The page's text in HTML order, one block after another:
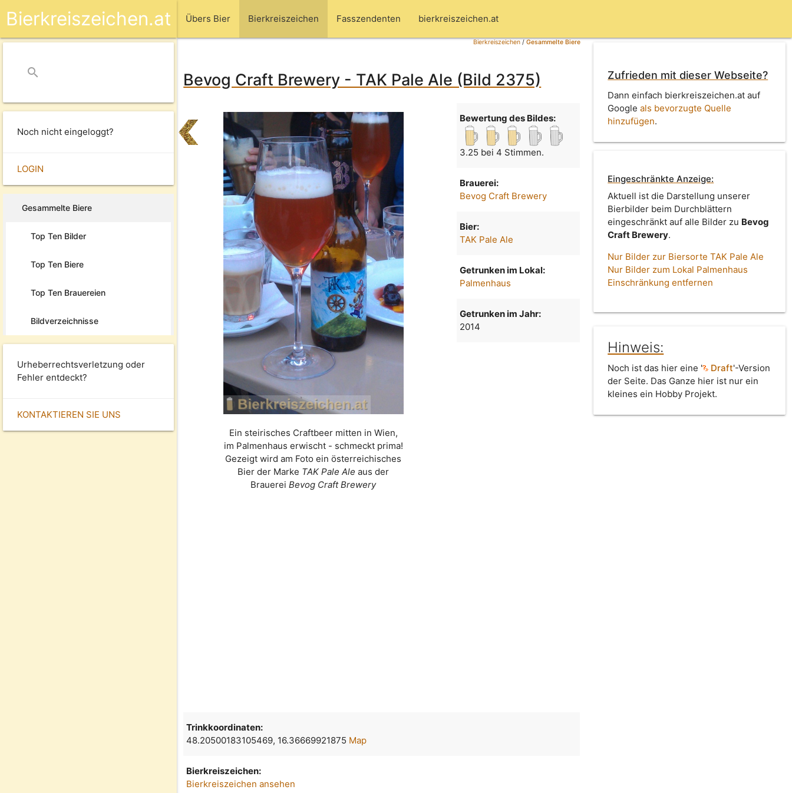
Übers Bier Bierkreiszeichen Fasszendenten bierkreiszeichen.at
Bierkreiszeichen.at
search
Noch nicht eingeloggt?
LOGIN
Gesammelte Biere
Top Ten Bilder
Top Ten Biere
Top Ten Brauereien
Bildverzeichnisse
Urheberrechtsverletzung oder
Fehler entdeckt?
KONTAKTIEREN SIE UNS
Bierkreiszeichen/Gesammelte Biere
Bevog Craft Brewery - TAK Pale Ale (Bild 2375)
Ein steirisches Craftbeer mitten in Wien,
im Palmenhaus erwischt - schmeckt prima!
Gezeigt wird am Foto ein österreichisches
Bier der Marke TAK Pale Ale aus der
BrauereiBevog Craft Brewery
Bewertung des Bildes:
3.25 bei 4 Stimmen.
Brauerei:
Bevog Craft Brewery
Bier:
TAK Pale Ale
Getrunken im Lokal:
Palmenhaus
Getrunken im Jahr:
2014
Zufrieden mit dieser Webseite?
Dann einfach bierkreiszeichen.at auf
Googleals bevorzugte Quelle
hinzufügen.
Eingeschränkte Anzeige:
Aktuell ist die Darstellung unserer
Bierbilder beim Durchblättern
eingeschränkt auf alle Bilder zu Bevog
Craft Brewery.
Nur Bilder zur Biersorte TAK Pale Ale
Nur Bilder zum Lokal Palmenhaus
Einschränkung entfernen
Hinweis:
Noch ist das hier eine ' Draft'-Version
der Seite. Das Ganze hier ist nur ein
kleines ein Hobby Projekt.
Trinkkoordinaten:
48.20500183105469, 16.36669921875 Map
Bierkreiszeichen:
Bierkreiszeichen ansehen